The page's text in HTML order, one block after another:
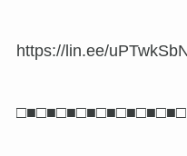
https://lin.ee/